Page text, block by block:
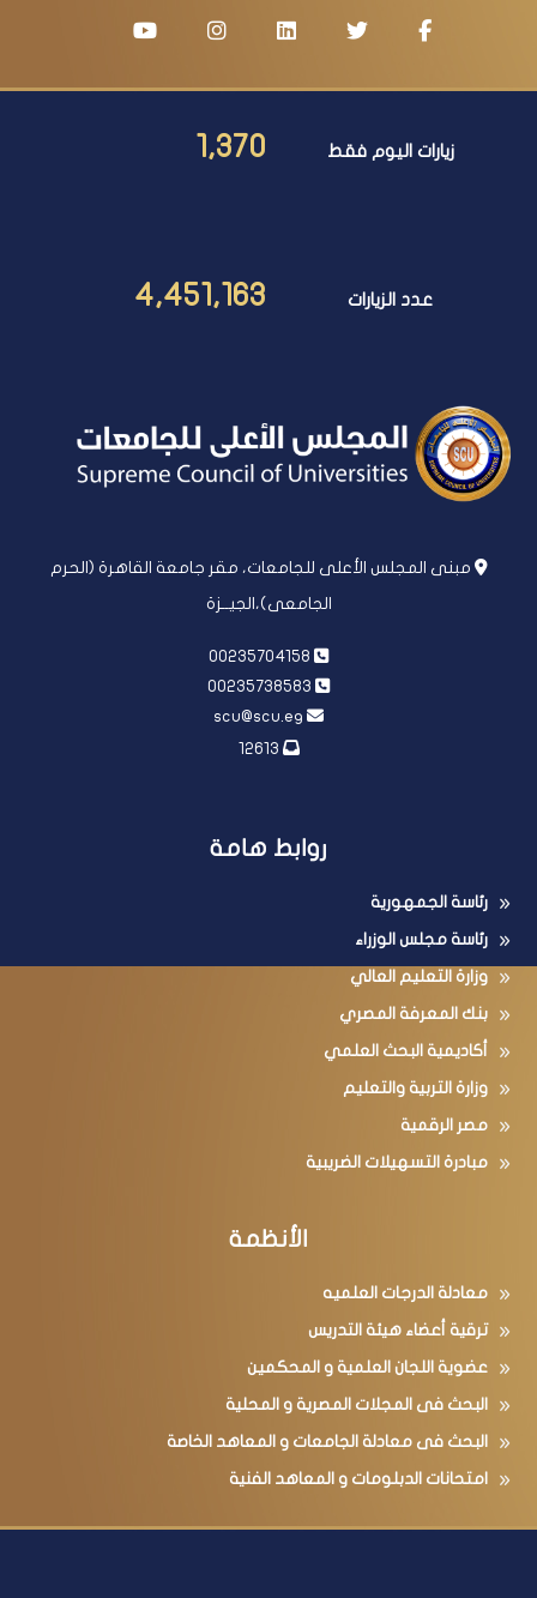
زيارات اليوم فقط 1,370
عدد الزيارات 4,451,163
مبنى المجلس الأعلى للجامعات، مقر جامعة القاهرة (الحرم
الجامعى)،الجيــزة
روابط هامة
رئاسة الجمهورية
رئاسة مجلس الوزراء
وزارة التعليم العالي
بنك المعرفة المصري
أكاديمية البحث العلمي
وزارة التربية والتعليم
مصر الرقمية
مبادرة التسهيلات الضريبية
الأنظمة
معادلة الدرجات العلميه
ترقية أعضاء هيئة التدريس
عضوية اللجان العلمية و المحكمين
البحث فى المجلات المصرية و المحلية
البحث فى معادلة الجامعات و المعاهد الخاصة
امتحانات الدبلومات و المعاهد الفنية